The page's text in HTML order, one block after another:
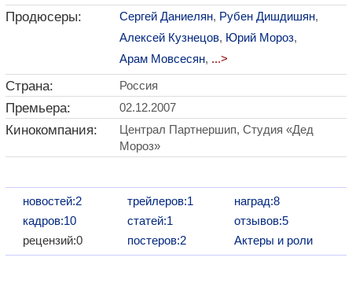
Продюсеры: Сергей Даниелян, Рубен Дишдишян,
Алексей Кузнецов, Юрий Мороз,
Арам Мовсесян, ...>
Страна: Россия
Премьера: 02.12.2007
Кинокомпания:
Централ Партнершип, Студия «Дед
Мороз»
новостей:2
кадров:10
рецензий:0
трейлеров:1
статей:1
постеров:2
наград:8
отзывов:5
Актеры и роли